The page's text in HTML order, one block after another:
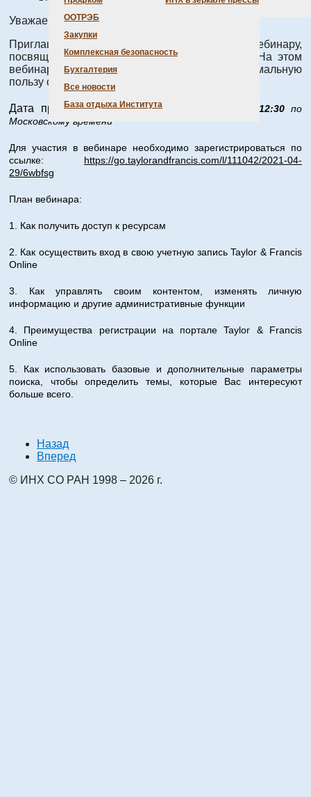
ООТРЭБ
Закупки
Комплексная безопасность
Бухгалтерия
Все новости
База отдыха Института
Уважаемые сотрудники!
Приглашаем вас присоединиться к вебинару,
посвященному сотрудничеству РФФИ и T&F. На этом
вебинаре вы узнаете о том, как получить максимальную
пользу от данного партнерств
Дата проведения мероприятия: 20 мая 11:00-12:30 по
Московскому времени
Для участия в вебинаре необходимо зарегистрироваться по
ссылке: https://go.taylorandfrancis.com/l/111042/2021-04-
29/6wbfsg
План вебинара:
1. Как получить доступ к ресурсам
2. Как осуществить вход в свою учетную запись Taylor & Francis
Online
3. Как управлять своим контентом, изменять личную
информацию и другие административные функции
4. Преимущества регистрации на портале Taylor & Francis
Online
5. Как использовать базовые и дополнительные параметры
поиска, чтобы определить темы, которые Вас интересуют
больше всего.
Назад
Вперед
© ИНХ СО РАН 1998 – 2026 г.